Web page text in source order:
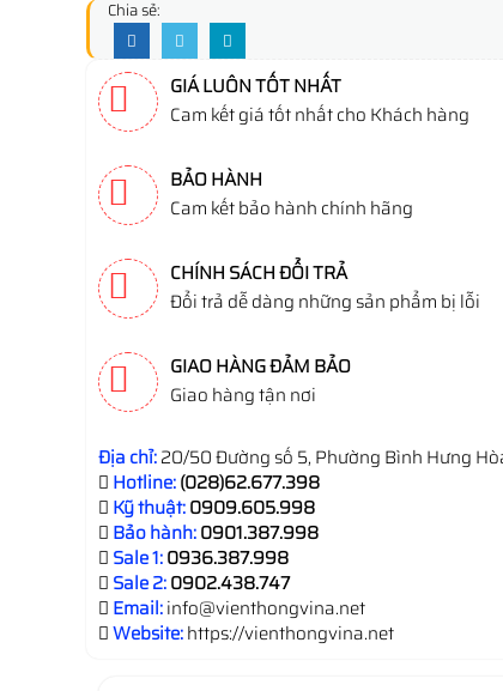
Chia sẻ:
GIÁ LUÔN TỐT NHẤT
Cam kết giá tốt nhất cho Khách hàng
BẢO HÀNH
Cam kết bảo hành chính hãng
CHÍNH SÁCH ĐỔI TRẢ
Đổi trả dễ dàng những sản phẩm bị lỗi
GIAO HÀNG ĐẢM BẢO
Giao hàng tận nơi
Địa chỉ:20/50 Đường số 5, Phường Bình Hưng
Hotline:(028)62.677.398
Kỹ thuật:0909.605.998
Bảo hành:0901.387.998
Sale 1:0936.387.998
Sale 2:0902.438.747
Email:info@vienthongvina.net
Website:https://vienthongvina.net